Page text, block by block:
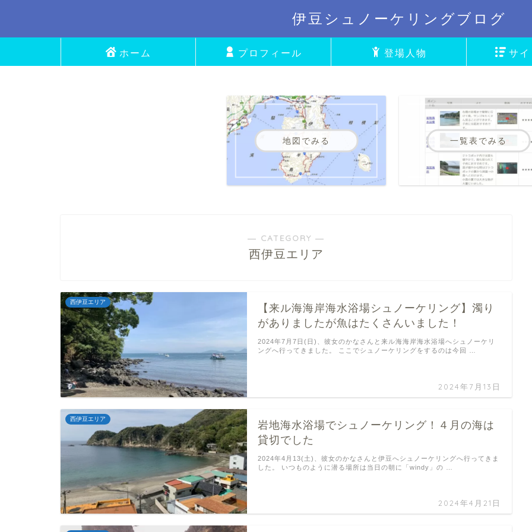
伊豆シュノーケリングブログ
ホーム プロフィール 登場人物 サ
地図でみる 一覧表でみる
― CATEGORY ―
西伊豆エリア
西伊豆エリア
【来ル海海岸海水浴場シュノーケリング】濁り
がありましたが魚はたくさんいました！
2024年7月13日
2024年7月7日(日)、彼女のかなさんと来ル海海岸海水浴場へシュノーケリ
ングへ行ってきました。 ここでシュノーケリングをするのは今回 …
西伊豆エリア
岩地海水浴場でシュノーケリング！４月の海は
貸切でした
2024年4月21日
2024年4月13(土)、彼女のかなさんと伊豆へシュノーケリングへ行ってきま
した。 いつものように潜る場所は当日の朝に「windy」の …